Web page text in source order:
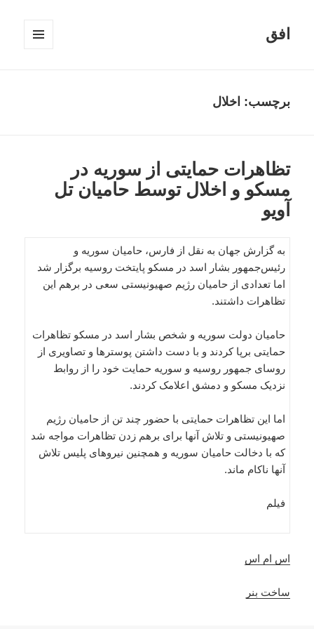
افق
برچسب: اخلال
تظاهرات حمایتی از سوریه در
مسکو و اخلال توسط حامیان تل
آویو
به گزارش جهان به نقل از فارس،‌ حامیان سوریه و
رئیس‌جمهور بشار اسد در مسکو پایتخت روسیه برگزار شد
اما تعدادی از حامیان رژیم صهیونیستی سعی در برهم این
تظاهرات داشتند.
حامیان دولت سوریه و شخص بشار اسد در مسکو تظاهرات
حمایتی برپا کردند و با دست داشتن پوسترها و تصاویری از
روسای جمهور روسیه و سوریه حمایت خود را از روابط
نزدیک مسکو و دمشق اعلامک کردند.
اما این تظاهرات حمایتی با حضور چند تن از حامیان رژیم
صهیونیستی و تلاش آنها برای برهم زدن تظاهرات مواجه شد
که با دخالت حامیان سوریه و همچنین نیروهای پلیس تلاش
آنها ناکام ماند.
فیلم
اس ام اس
ساخت بنر